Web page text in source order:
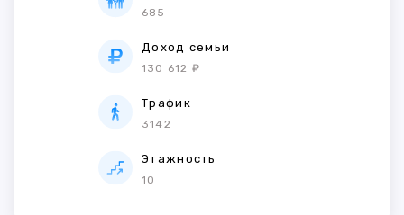
685
Доход семьи
130 612 ₽
Трафик
3142
Этажность
10